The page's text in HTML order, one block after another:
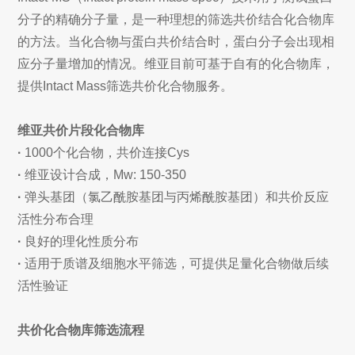
分子的精确分子量，是一种理想的筛选共价结合化合物库
的方法。当化合物与蛋白共价结合时，蛋白分子会出现相
应分子量增加的情况。维亚目前可基于自有的化合物库，
提供Intact Mass筛选共价化合物服务。
维亚共价片段化合物库
· 1000个化合物，共价连接Cys
·维亚设计合成，Mw: 150-350
·弹头基团（氯乙酰胺基团与丙烯酰胺基团）和共价反应
活性分布合理
· 良好的理化性质分布
·适用于质谱及细胞水平筛选，可提供足量化合物做后续
活性验证
共价化合物库筛选流程